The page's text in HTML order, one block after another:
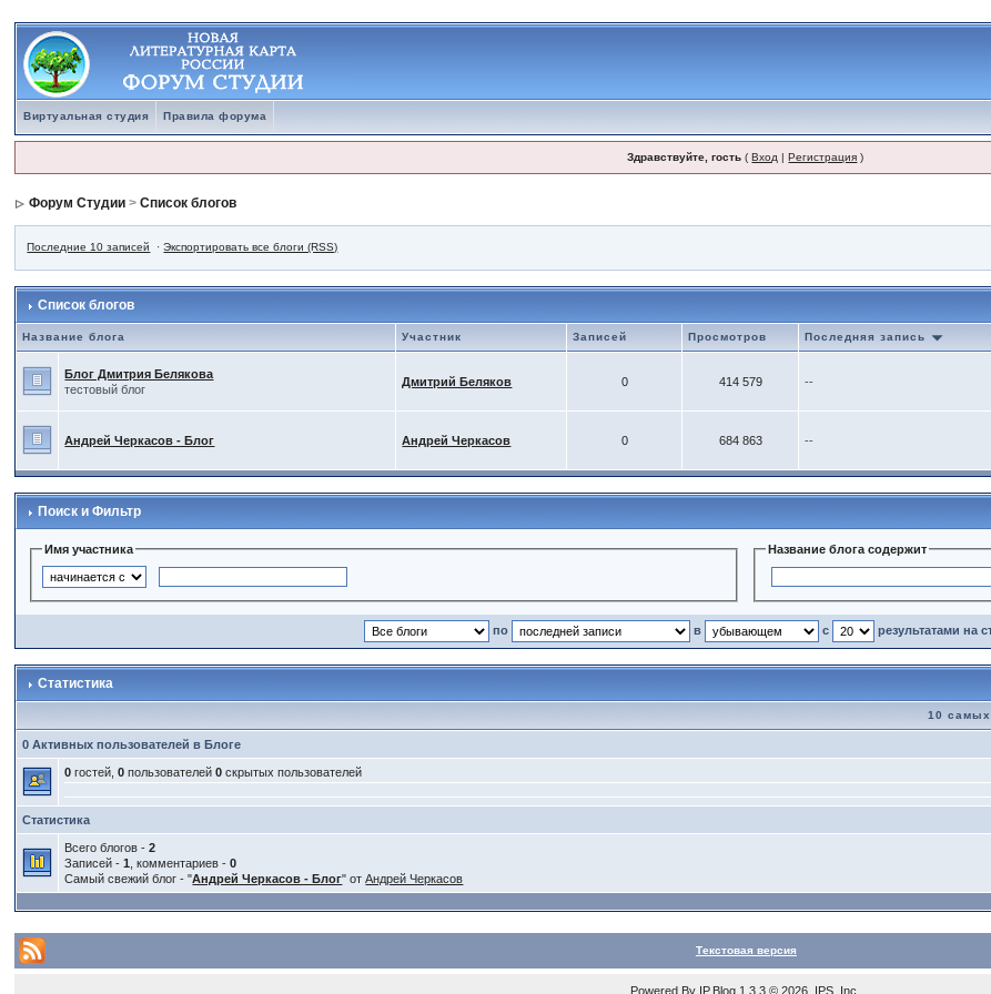
Виртуальная студия Правила форума
Здравствуйте, гость (Вход |Регистрация )
Форум Студии >Список блогов
Последние 10 записей ·Экспортировать все блоги (RSS)
Список блогов
Название блога Участник Записей Просмотров Последняя запись
Блог Дмитрия Белякова
тестовый блог
Дмитрий Беляков 0 414 579 --
Андрей Черкасов - Блог Андрей Черкасов 0 684 863 --
Поиск и Фильтр
Имя участника Название блога содержит
по в с результатами на
Статистика
10
0 Активных пользователей в Блоге
0 гостей,0 пользователей0 скрытых пользователей
Статистика
Всего блогов -2
Записей -1 , комментариев -0
Самый свежий блог - "Андрей Черкасов - Блог" отАндрей Черкасов
Текстовая версия
Powered By IP.Blog 1.3.3 © 2026 IPS, Inc.